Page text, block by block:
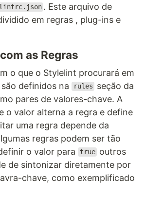
. Este arquivo de
em regras , plug-ins e
as Regras
o que o Stylelint procurará em
definidos na
rules
seção da
pares de valores-chave. A
o valor alterna a regra e define
uma regra depende da
regras podem ser tão
o valor para
true outros
de sintonizar diretamente por
chave, como exemplificado